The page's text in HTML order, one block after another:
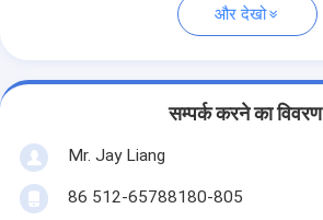
और देखो
सम्पर्क करने का विवरण
Mr. Jay Liang
86 512-65788180-805